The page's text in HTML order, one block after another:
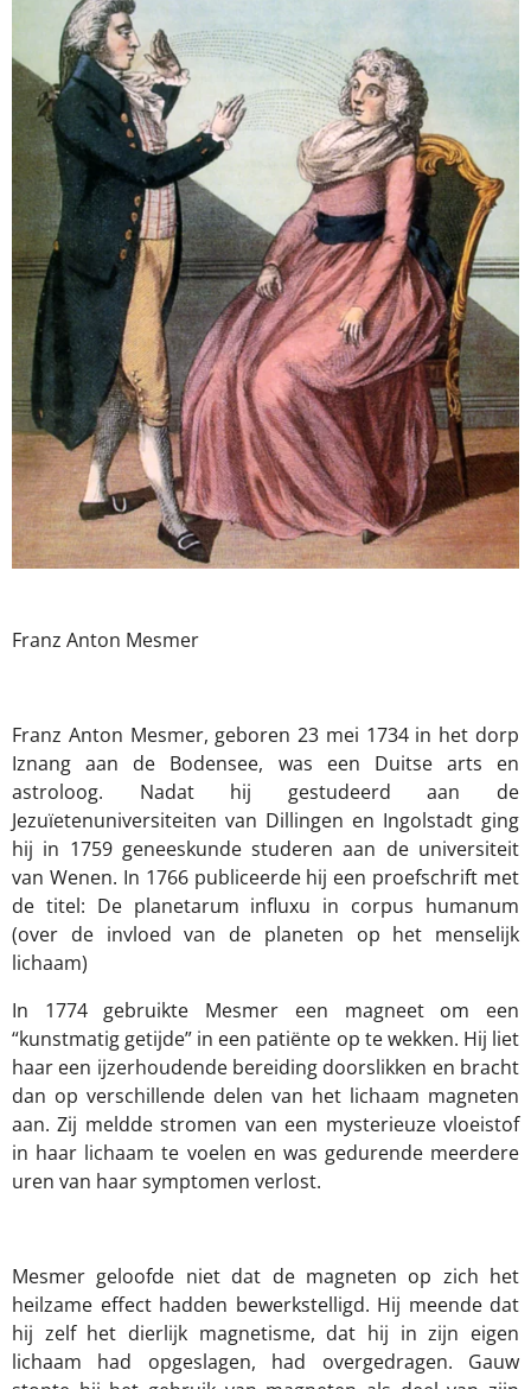
Franz Anton Mesmer
Franz Anton Mesmer, geboren 23 mei 1734 in het dorp
Iznang aan de Bodensee, was een Duitse arts en
astroloog. Nadat hij gestudeerd aan de
Jezuïetenuniversiteiten van Dillingen en Ingolstadt ging
hij in 1759 geneeskunde studeren aan de universiteit
van Wenen. In 1766 publiceerde hij een proefschrift met
de titel: De planetarum influxu in corpus humanum
(over de invloed van de planeten op het menselijk
lichaam)
In 1774 gebruikte Mesmer een magneet om een
“kunstmatig getijde” in een patiënte op te wekken. Hij liet
haar een ijzerhoudende bereiding doorslikken en bracht
dan op verschillende delen van het lichaam magneten
aan. Zij meldde stromen van een mysterieuze vloeistof
in haar lichaam te voelen en was gedurende meerdere
uren van haar symptomen verlost.
Mesmer geloofde niet dat de magneten op zich het
heilzame effect hadden bewerkstelligd. Hij meende dat
hij zelf het dierlijk magnetisme, dat hij in zijn eigen
lichaam had opgeslagen, had overgedragen. Gauw